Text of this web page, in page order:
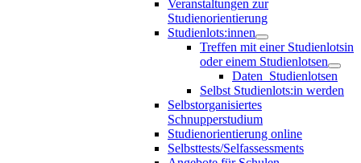
Veranstaltungen zur
Studienorientierung
Studienlots:innen
Treffen mit einer Studienlotsin
oder einem Studienlotsen
Daten_Studienlotsen
Selbst Studienlots:in werden
Selbstorganisiertes
Schnupperstudium
Studienorientierung online
Selbsttests/Selfassessments